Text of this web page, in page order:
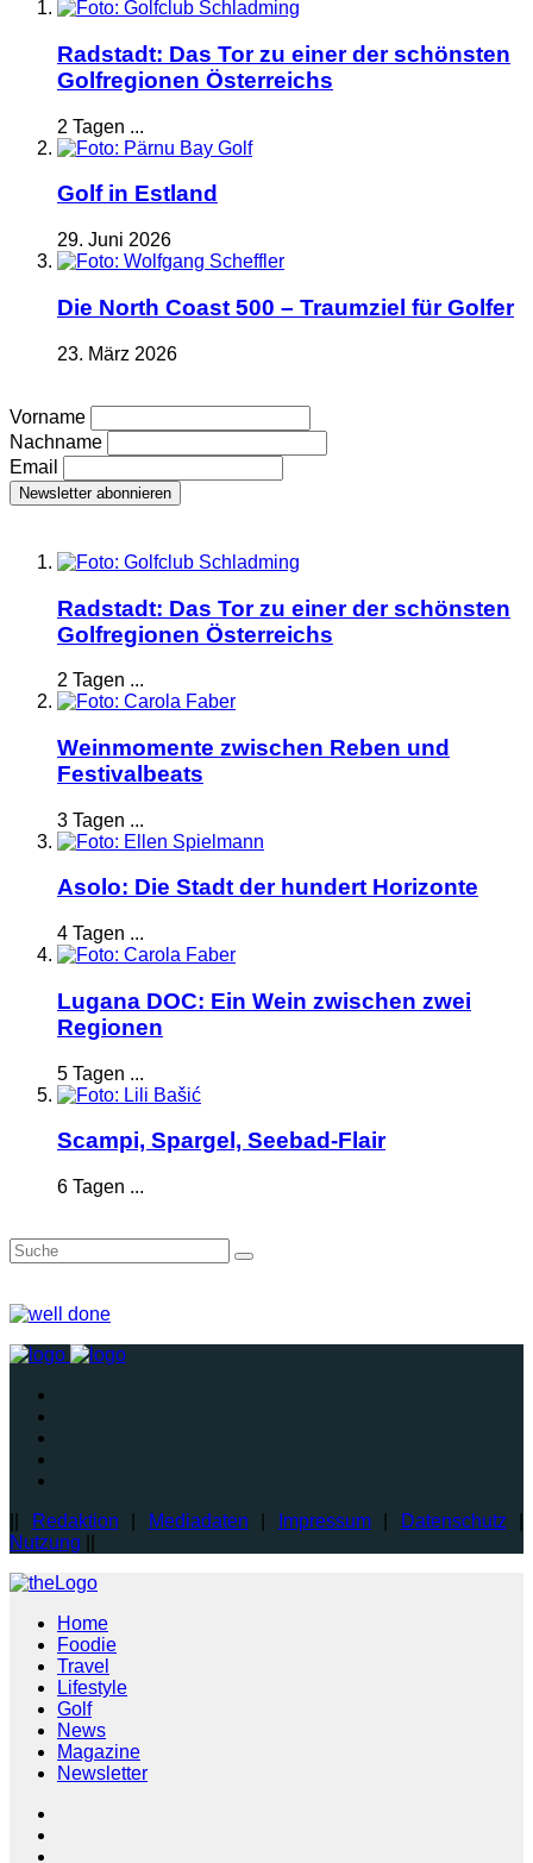
Radstadt: Das Tor zu einer der schönsten
Golfregionen Österreichs
2 Tagen ...
Golf in Estland
29. Juni 2026
Die North Coast 500 – Traumziel für Golfer
23. März 2026
Vorname
Nachname
Email
Radstadt: Das Tor zu einer der schönsten
Golfregionen Österreichs
2 Tagen ...
Weinmomente zwischen Reben und
Festivalbeats
3 Tagen ...
Asolo: Die Stadt der hundert Horizonte
4 Tagen ...
Lugana DOC: Ein Wein zwischen zwei
Regionen
5 Tagen ...
Scampi, Spargel, Seebad-Flair
6 Tagen ...
Redaktion Mediadaten Impressum| Datenschutz
Nutzung
Home
Foodie
Travel
Lifestyle
Golf
News
Magazine
Newsletter